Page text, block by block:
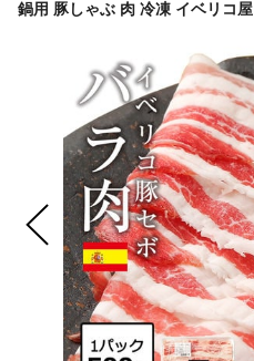
鍋用 豚しゃぶ 肉 冷凍 イベリコ屋